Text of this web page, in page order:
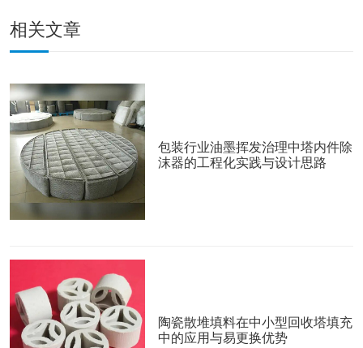
相关文章
包装行业油墨挥发治理中塔内件除
沫器的工程化实践与设计思路
陶瓷散堆填料在中小型回收塔填充
中的应用与易更换优势